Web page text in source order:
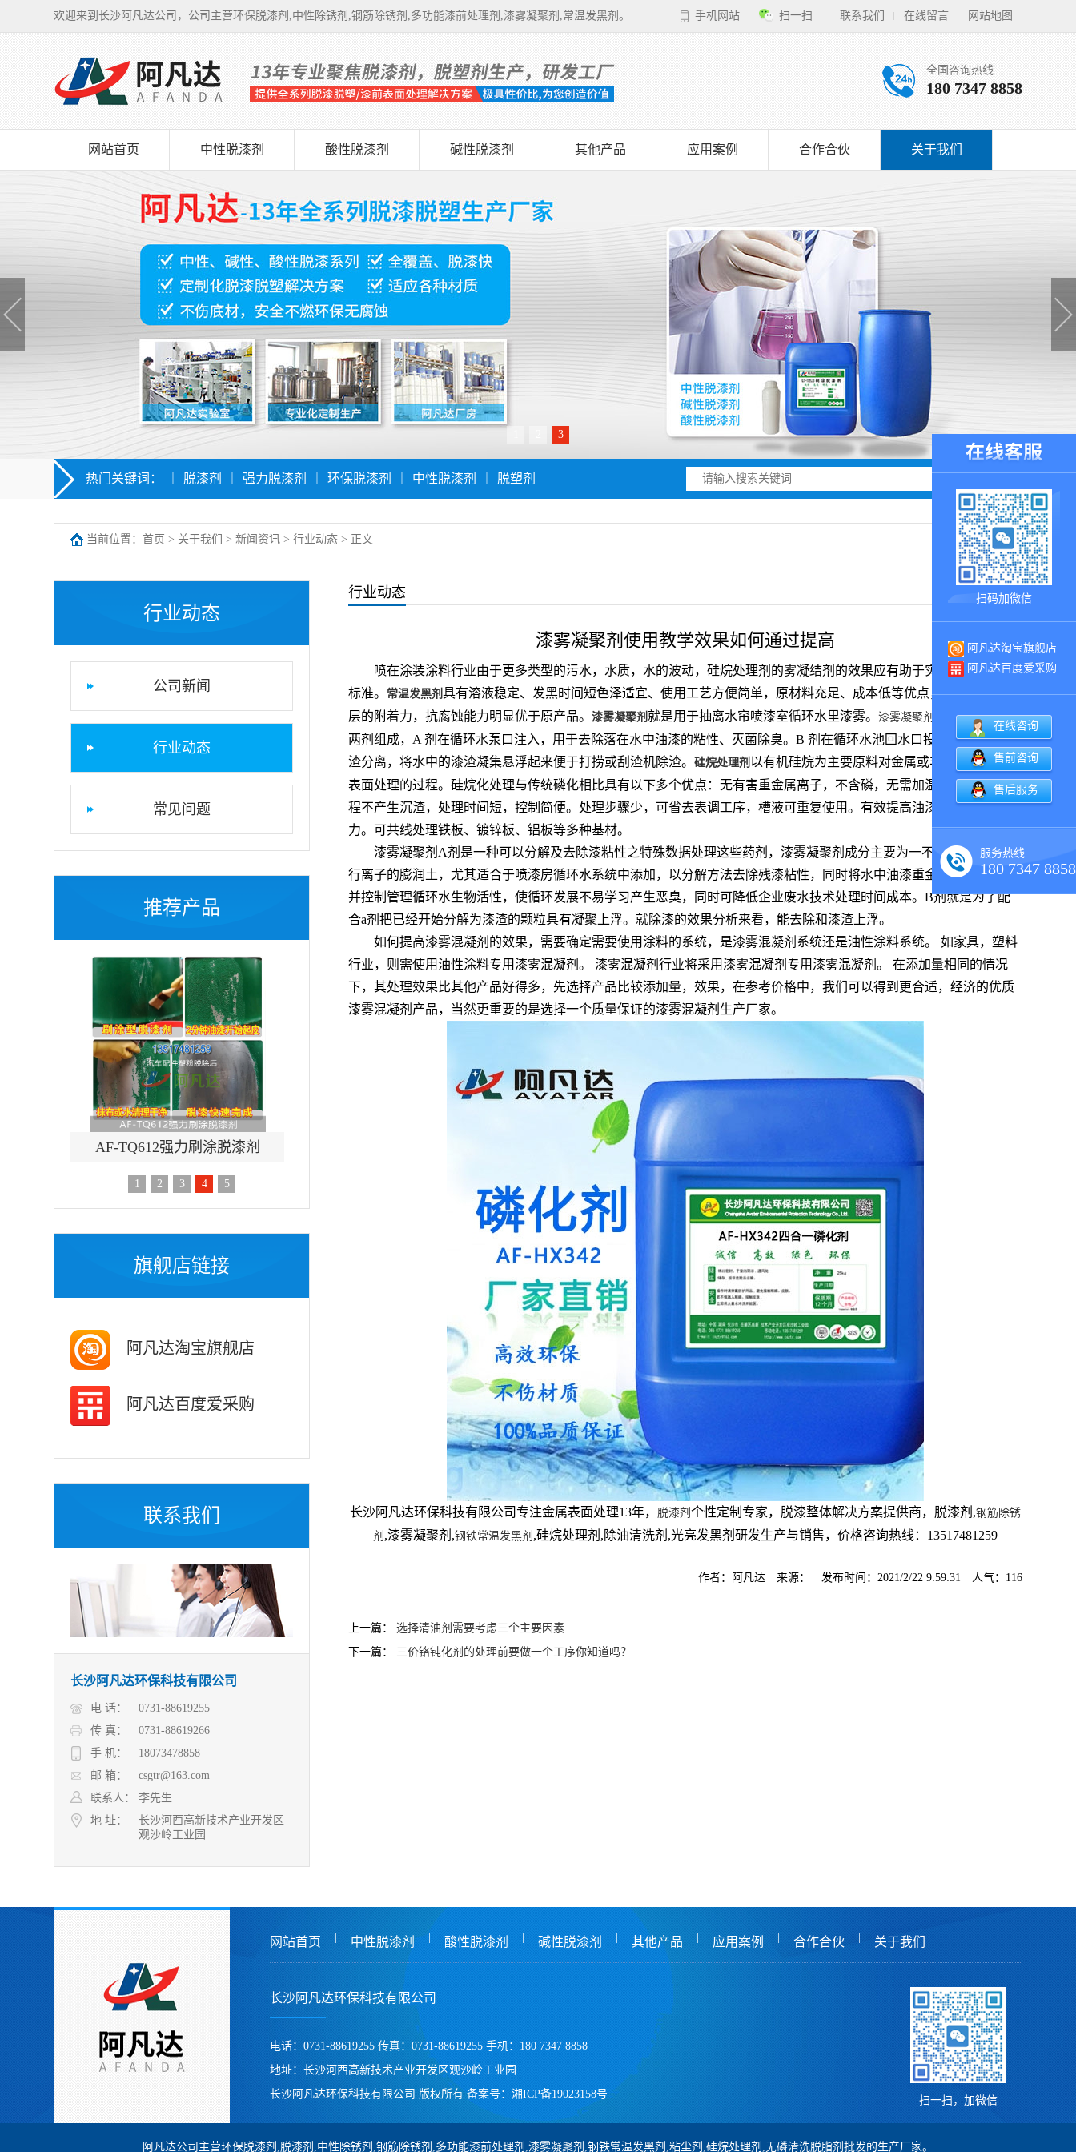
欢迎来到长沙阿凡达公司，公司主营环保脱漆剂,中性除锈剂,钢筋除锈剂,多功能漆前处理剂,漆雾凝聚剂,常温发黑剂。 联系我们 在线留言 网站地图
手机网站 扫一扫
全国咨询热线
180 7347 8858
网站首页 中性脱漆剂 酸性脱漆剂 碱性脱漆剂 其他产品 应用案例 合作合伙 关于我们
3
热门关键词： 脱漆剂 强力脱漆剂 环保脱漆剂 中性脱漆剂 脱塑剂
当前位置： 首页 > 关于我们 > 新闻资讯 > 行业动态 > 正文
行业动态
公司新闻
行业动态
常见问题
推荐产品
强力刷涂脱漆剂 AF-CF658钢筋除锈剂
1 2 3 4 5
旗舰店链接
阿凡达淘宝旗舰店
阿凡达百度爱采购
联系我们
长沙阿凡达环保科技有限公司
电 话：
0731-88619255
传 真：
0731-88619266
手 机：
18073478858
邮 箱：
csgtr@163.com
联系人：
李先生
地 址：
长沙河西高新技术产业开发区
观沙岭工业园
行业动态
漆雾凝聚剂使用教学效果如何通过提高
喷在涂装涂料行业由于更多类型的污水，水质，水的波动，硅烷处理剂的雾凝结剂的效果应有助于实现一个很好的
标准。
常温发黑剂 具有溶液稳定、发黑时间短色泽适宜、使用工艺方便简单，原材料充足、成本低等优点，特别是发黑膜
层的附着力，抗腐蚀能力明显优于原产品。 漆雾凝聚剂 就是用于抽离水帘喷漆室循环水里漆雾。 漆雾凝聚剂
一般分为A、B
两剂组成，A 剂在循环水泵口注入，用于去除落在水中油漆的粘性、灭菌除臭。B 剂在循环水池回水口投入，使水和漆
渣分离，将水中的漆渣凝集悬浮起来便于打捞或刮渣机除渣。 硅烷处理剂 以有机硅烷为主要原料对金属或非金属材料进行
表面处理的过程。硅烷化处理与传统磷化相比具有以下多个优点：无有害重金属离子，不含磷，无需加温。硅烷处理过
程不产生沉渣，处理时间短，控制简便。处理步骤少，可省去表调工序，槽液可重复使用。有效提高油漆对基材的附着
力。可共线处理铁板、镀锌板、铝板等多种基材。
漆雾凝聚剂A剂是一种可以分解及去除漆粘性之特殊数据处理这些药剂，漆雾凝聚剂成分主要为一不含其他金属进
行离子的膨润土，尤其适合于喷漆房循环水系统中添加，以分解方法去除残漆粘性，同时将水中油漆重金属通过去除，
并控制管理循环水生物活性，使循环发展不易学习产生恶臭，同时可降低企业废水技术处理时间成本。B剂就是为了配
合a剂把已经开始分解为漆渣的颗粒具有凝聚上浮。就除漆的效果分析来看，能去除和漆渣上浮。
如何提高漆雾混凝剂的效果，需要确定需要使用涂料的系统，是漆雾混凝剂系统还是油性涂料系统。 如家具，塑料
行业，则需使用油性涂料专用漆雾混凝剂。 漆雾混凝剂行业将采用漆雾混凝剂专用漆雾混凝剂。 在添加量相同的情况
下，其处理效果比其他产品好得多，先选择产品比较添加量，效果，在参考价格中，我们可以得到更合适，经济的优质
漆雾混凝剂产品，当然更重要的是选择一个质量保证的漆雾混凝剂生产厂家。
长沙阿凡达环保科技有限公司专注金属表面处理13年， 脱漆剂 个性定制专家，脱漆整体解决方案提供商，脱漆剂,钢筋除锈
剂 ,漆雾凝聚剂,钢铁常温发黑剂 ,硅烷处理剂,除油清洗剂,光亮发黑剂研发生产与销售，价格咨询热线：13517481259
作者：阿凡达 来源： 发布时间：2021/2/22 9:59:31 人气： 116
上一篇： 选择清油剂需要考虑三个主要因素
下一篇： 三价铬钝化剂的处理前要做一个工序你知道吗？
网站首页 中性脱漆剂 酸性脱漆剂 碱性脱漆剂 其他产品 应用案例 合作合伙 关于我们
长沙阿凡达环保科技有限公司
电话：0731-88619255 传真：0731-88619255 手机：180 7347 8858
地址：长沙河西高新技术产业开发区观沙岭工业园
长沙阿凡达环保科技有限公司 版权所有备案号： 湘ICP备19023158号
扫一扫，加微信
阿凡达公司主营环保脱漆剂,脱漆剂,中性除锈剂,钢筋除锈剂,多功能漆前处理剂,漆雾凝聚剂,钢铁常温发黑剂,粘尘剂,硅烷处理剂,无磷清洗脱脂剂批发的生产厂家。
扫码加微信
阿凡达淘宝旗舰店
阿凡达百度爱采购
在线咨询
售前咨询
售后服务
服务热线
180 7347 8858